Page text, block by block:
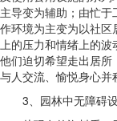
主导变为辅助；由忙
作环境为主变为以社
上的压力和情绪上的波
他们迫切希望走出居所
与人交流、愉悦身心并
3、园林中无障碍